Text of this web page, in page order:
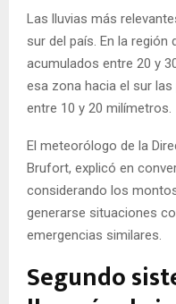
Las lluvias más
sur del país. En la
acumulados entre 20 y
esa zona hacia el sur
entre 10 y 20 milímetros.
El meteorólogo de la
Brufort, explicó en
considerando los
generarse situaciones
emergencias similares.
Segundo